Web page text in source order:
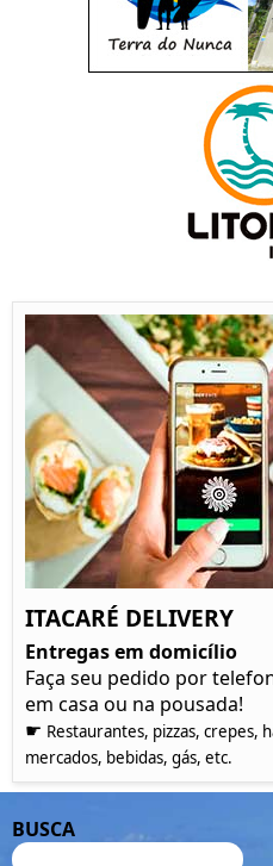
ITACARÉ DELIVERY
Entregas em domicílio
Faça seu pedido por
em casa ou na pousada!
☛ Restaurantes, pizzas, crepes,
mercados, bebidas, gás, etc.
BUSCA